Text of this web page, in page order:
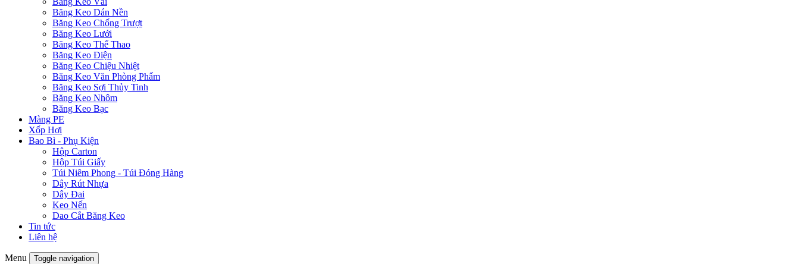
Băng Keo Dán Nền
Băng Keo Chống Trượt
Băng Keo Lưới
Băng Keo Thể Thao
Băng Keo Điện
Băng Keo Chiệu Nhiệt
Băng Keo Văn Phòng Phẩm
Băng Keo Sợi Thủy Tinh
Băng Keo Nhôm
Băng Keo Bạc
Màng PE
Xốp Hơi
Bao Bì - Phụ Kiện
Hộp Carton
Hộp Túi Giấy
Túi Niêm Phong - Túi Đóng Hàng
Dây Rút Nhựa
Dây Đai
Keo Nến
Dao Cắt Băng Keo
Tin tức
Liên hệ
Menu Toggle navigation